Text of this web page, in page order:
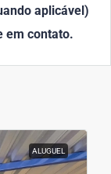
aplicável)
em contato.
ALUGUEL